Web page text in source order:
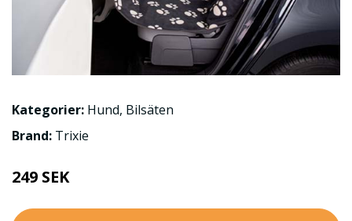
Kategorier: Hund, Bilsäten
Brand: Trixie
249 SEK